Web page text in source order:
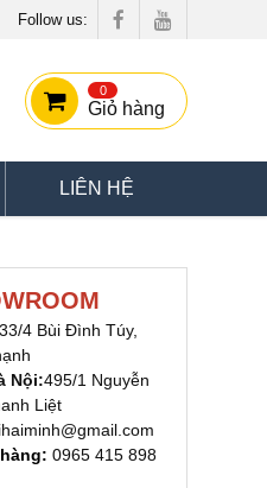
Follow us:
0
Giỏ hàng
LIÊN HỆ
33/4 Bùi Đình Túy,
Nội:495/1 Nguyễn
Liệt
hàng:0965 415 898